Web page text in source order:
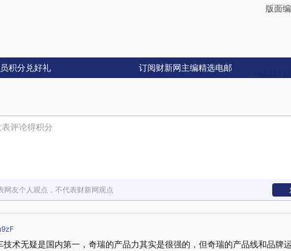
版面
积分兑好礼 订阅财新网主编精选电邮
表评论得积分
网友个人观点，不代表财新网观点
技术无疑是国内第一，奇瑞的产品力其实是很强的，但奇瑞的产品线和品牌